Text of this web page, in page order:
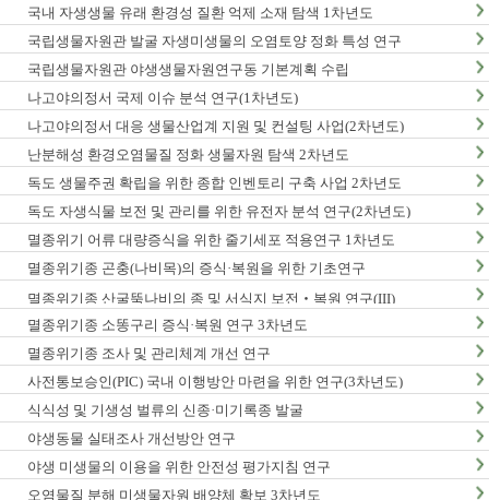
국내 자생생물 유래 환경성 질환 억제 소재 탐색 1차년도
국립생물자원관 발굴 자생미생물의 오염토양 정화 특성 연구
국립생물자원관 야생생물자원연구동 기본계획 수립
나고야의정서 국제 이슈 분석 연구(1차년도)
나고야의정서 대응 생물산업계 지원 및 컨설팅 사업(2차년도)
난분해성 환경오염물질 정화 생물자원 탐색 2차년도
독도 생물주권 확립을 위한 종합 인벤토리 구축 사업 2차년도
독도 자생식물 보전 및 관리를 위한 유전자 분석 연구(2차년도)
멸종위기 어류 대량증식을 위한 줄기세포 적용연구 1차년도
멸종위기종 곤충(나비목)의 증식·복원을 위한 기초연구
멸종위기종 산굴뚝나비의 종 및 서식지 보전‧복원 연구(III)
멸종위기종 소똥구리 증식·복원 연구 3차년도
멸종위기종 조사 및 관리체계 개선 연구
사전통보승인(PIC) 국내 이행방안 마련을 위한 연구(3차년도)
식식성 및 기생성 벌류의 신종·미기록종 발굴
야생동물 실태조사 개선방안 연구
야생 미생물의 이용을 위한 안전성 평가지침 연구
오염물질 분해 미생물자원 배양체 확보 3차년도